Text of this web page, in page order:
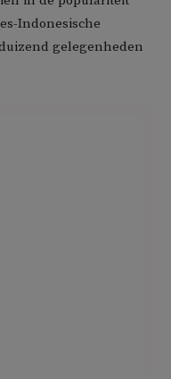
Indonesische
gelegenheden